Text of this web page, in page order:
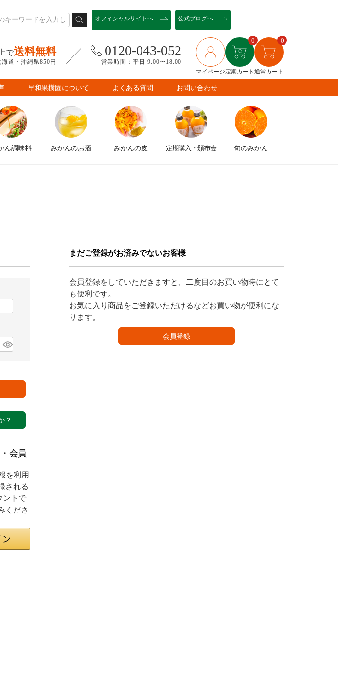
オフィシャルサイトへ 公式ブログへ
で送料無料
道・沖縄県850円
0120-043-052
営業時間：平日 9:00〜18:00
マイページ
0
定期カート
0
通常カート
早和果樹園について よくある質問 お問い合わせ
ん調味料 みかんのお酒 みかんの皮 定期購入 ・頒布会 旬のみかん
？
会員
を利用
される
ントで
くださ
まだご登録がお済みでないお客様
会員登録をしていただきますと、二度目のお買い物時にとて
も便利です。
お気に入り商品をご登録いただけるなどお買い物が便利にな
ります。
会員登録